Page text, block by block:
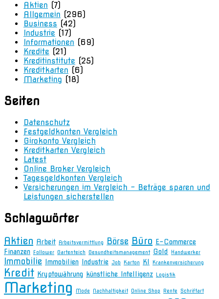
Aktien (7)
Allgemein (296)
Business (42)
Industrie (17)
Informationen (69)
Kredite (21)
Kreditinstitute (25)
Kreditkarten (6)
Marketing (18)
Seiten
Datenschutz
Festgeldkonten Vergleich
Girokonto Vergleich
Kreditkarten Vergleich
Latest
Online Broker Vergleich
Tagesgeldkonten Vergleich
Versicherungen im Vergleich – Beträge sparen und
Leistungen sicherstellen
Schlagwörter
Aktien Arbeit Arbeitsvermittlung Börse Büro E-Commerce
Finanzen
Follower Gartenteich Gesundheitsmanagement Gold Handwerker
Immobilie Immobilien Industrie Job Karton KI Krankenversicherung
Kredit Kryptowährung künstliche Intelligenz Logistik
Marketing Mode Nachhaltigkeit Online Shop Rente Schriftart